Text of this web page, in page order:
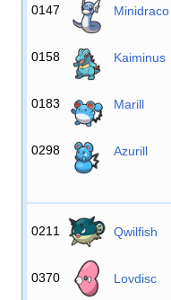
0147 Minidraco
0158 Kaiminus
0183 Marill
0298 Azurill
0211 Qwilfish
0370 Lovdisc